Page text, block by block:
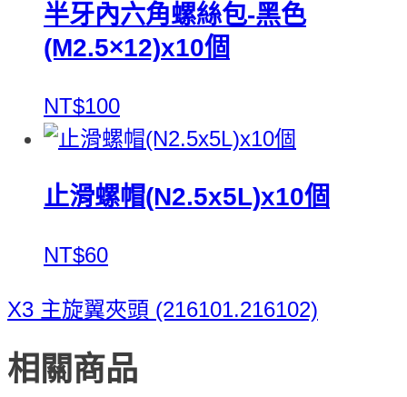
半牙內六角螺絲包-黑色
(M2.5×12)x10個
NT$100
止滑螺帽(N2.5x5L)x10個
NT$60
X3 主旋翼夾頭 (216101.216102)
相關商品